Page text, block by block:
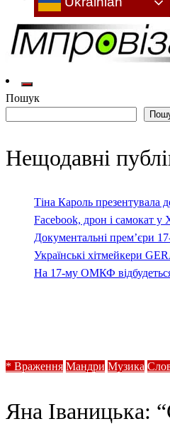
Імпровізатор
Культура: новини, враження,
Пошук
Нещодавні
Тіна Кароль презентувала
Facebook, дрон і самокат у
Документальні прем’єри
Українські хітмейкери
На 17-му ОМКФ
* Враження Мандри Музика
Яна Іваницька: